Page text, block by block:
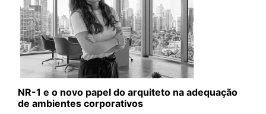
NR-1 e o novo papel do arquiteto na adequação
de ambientes corporativos